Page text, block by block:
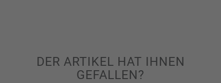
DER ARTIKEL HAT IHNEN
GEFALLEN?